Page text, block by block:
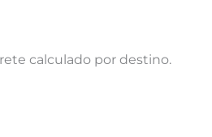
calculado por destino.